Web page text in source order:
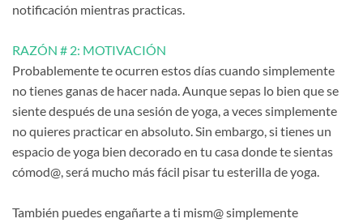
notificación mientras practicas.
RAZÓN # 2: MOTIVACIÓN
Probablemente te ocurren estos días cuando simplemente
no tienes ganas de hacer nada. Aunque sepas lo bien que se
siente después de una sesión de yoga, a veces simplemente
no quieres practicar en absoluto. Sin embargo, si tienes un
espacio de yoga bien decorado en tu casa donde te sientas
cómod@, será mucho más fácil pisar tu esterilla de yoga.
También puedes engañarte a ti mism@ simplemente